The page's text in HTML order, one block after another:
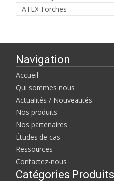
ATEX Torches
Navigation
Accueil
Qui sommes nous
Actualités / Nouveautés
Nos produits
Nos partenaires
Études de cas
Ressources
Contactez-nous
Catégories Produits